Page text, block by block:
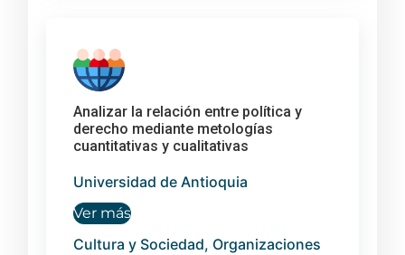
Analizar la relación entre política y
derecho mediante metologías
cuantitativas y cualitativas
Universidad de Antioquia
Ver más
Cultura y Sociedad, Organizaciones